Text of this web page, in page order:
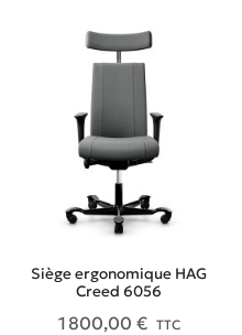
Siège ergonomique HAG
Creed 6056
1 800,00 € TTC